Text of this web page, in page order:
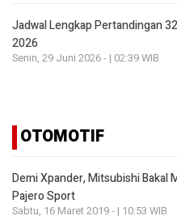
Jadwal Lengkap Pertandingan
2026
Senin, 29 Juni 2026 - | 02:39 WIB
OTOMOTIF
Demi Xpander, Mitsubishi Bakal
Pajero Sport
Sabtu, 16 Maret 2019 - | 10:53 WIB